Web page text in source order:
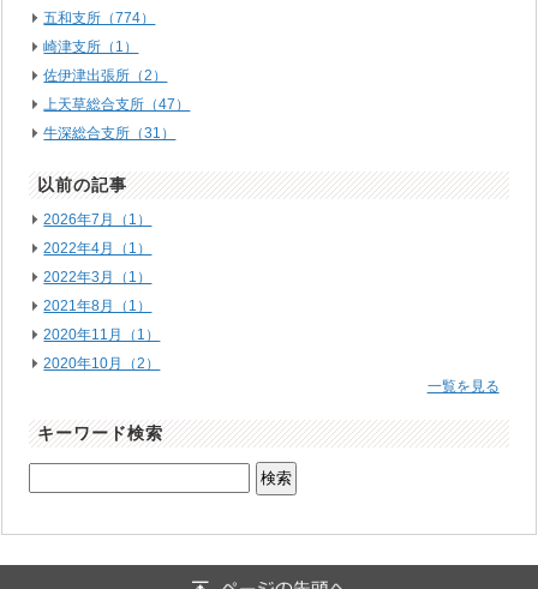
五和支所（774）
崎津支所（1）
佐伊津出張所（2）
上天草総合支所（47）
牛深総合支所（31）
以前の記事
2026年7月（1）
2022年4月（1）
2022年3月（1）
2021年8月（1）
2020年11月（1）
2020年10月（2）
一覧を見る
キーワード検索